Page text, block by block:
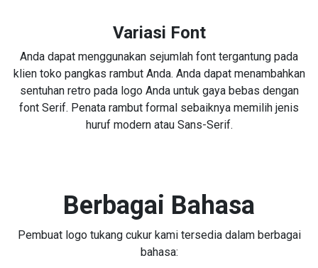
Variasi Font
Anda dapat menggunakan sejumlah font tergantung pada
klien toko pangkas rambut Anda. Anda dapat menambahkan
sentuhan retro pada logo Anda untuk gaya bebas dengan
font Serif. Penata rambut formal sebaiknya memilih jenis
huruf modern atau Sans-Serif.
Berbagai Bahasa
Pembuat logo tukang cukur kami tersedia dalam berbagai
bahasa: